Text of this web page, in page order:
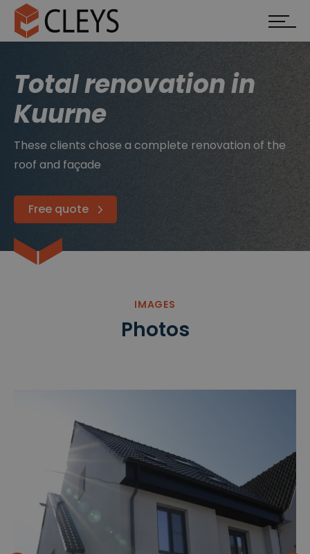
Total renovation in
Kuurne
These clients chose a complete renovation of the
roof and façade
Free quote
IMAGES
Photos